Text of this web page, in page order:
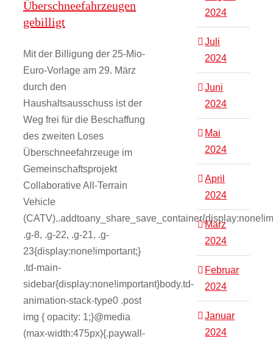
Überschneefahrzeugen
gebilligt
Mit der Billigung der 25-Mio-
Euro-Vorlage am 29. März
durch den
Haushaltsausschuss ist der
Weg frei für die Beschaffung
des zweiten Loses
Überschneefahrzeuge im
Gemeinschaftsprojekt
Collaborative All-Terrain
Vehicle
.g-8, .g-22, .g-21, .g-
23{display:none!important;}
.td-main-
sidebar{display:none!important}body.td-
animation-stack-type0 .post
img { opacity: 1;}@media
(max-width:475px){.paywall-
2024
Juli
2024
Juni
2024
Mai
2024
April
2024
März
2024
Februar
2024
Januar
2024